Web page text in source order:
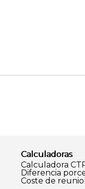
Calculadoras
Calculadora
Diferencia
Coste de